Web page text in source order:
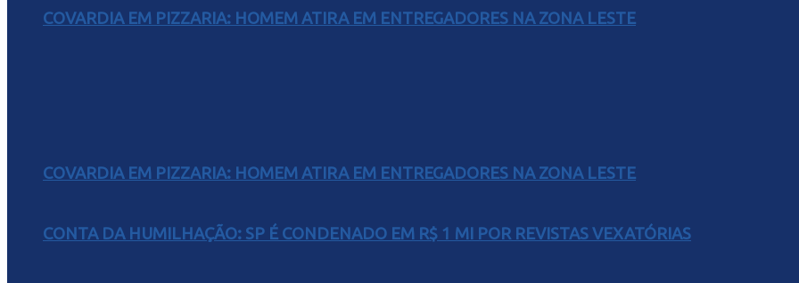
COVARDIA EM PIZZARIA: HOMEM ATIRA EM ENTREGADORES NA ZONA LESTE
COVARDIA EM PIZZARIA: HOMEM ATIRA EM ENTREGADORES NA ZONA LESTE
CONTA DA HUMILHAÇÃO: SP É CONDENADO EM R$ 1 MI POR REVISTAS VEXATÓRIAS